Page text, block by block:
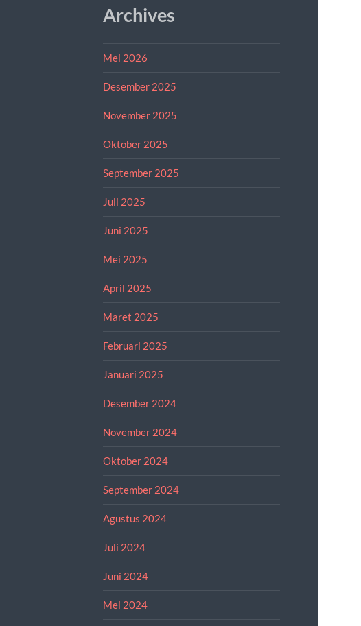
Archives
Mei 2026
Desember 2025
November 2025
Oktober 2025
September 2025
Juli 2025
Juni 2025
Mei 2025
April 2025
Maret 2025
Februari 2025
Januari 2025
Desember 2024
November 2024
Oktober 2024
September 2024
Agustus 2024
Juli 2024
Juni 2024
Mei 2024